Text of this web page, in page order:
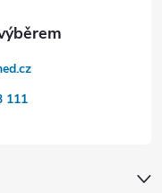
111